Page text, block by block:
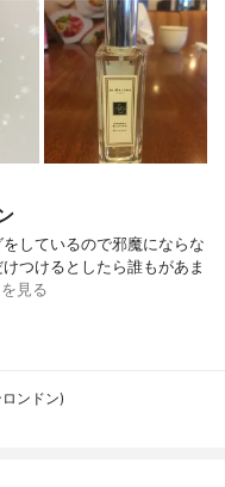
しているので邪魔にならな
つけるとしたら誰もがあま
見る
ンドン)